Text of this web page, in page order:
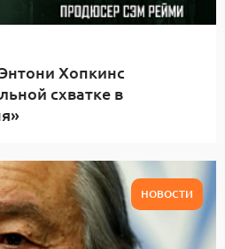
Хопкинс
схватке в
НОВОСТИ